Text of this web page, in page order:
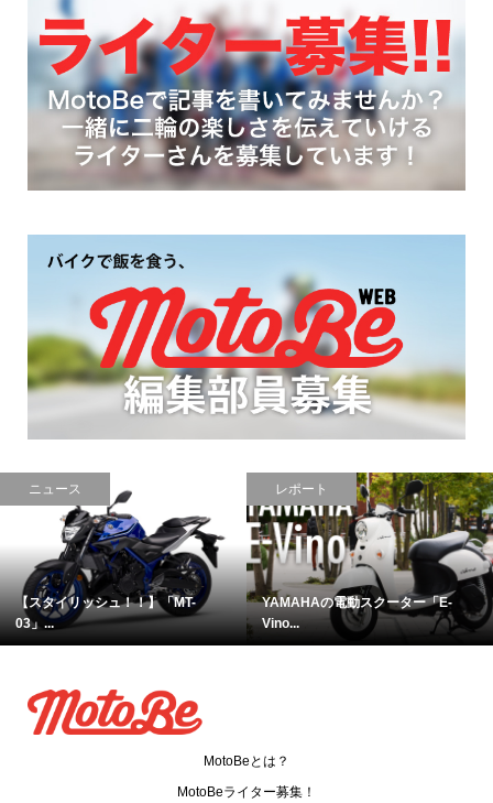
ニュース
【スタイリッシュ！！】「MT-
03」...
レポート
YAMAHAの電動スクーター「E-
Vino...
MotoBeとは？
MotoBeライター募集！